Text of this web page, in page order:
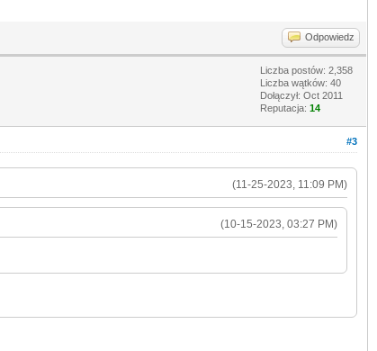
Odpowiedz
Liczba postów: 2,358
Liczba wątków: 40
Dołączył: Oct 2011
Reputacja: 14
#3
(11-25-2023, 11:09 PM)
(10-15-2023, 03:27 PM)